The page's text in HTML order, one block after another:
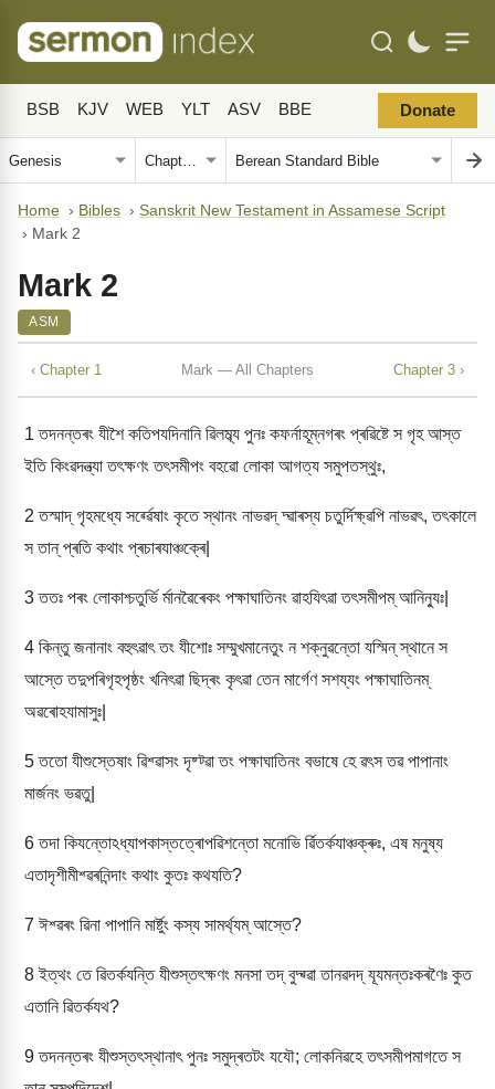
BSB KJV WEB YLT ASV BBE Donate
Home › Bibles › Sanskrit New Testament in Assamese Script
› Mark 2
Mark 2
ASM
‹ Chapter 1 Mark — All Chapters Chapter 3 ›
1 তদনন্তৰং যীশৈ কতিপযদিনানি ৱিলম্ব্য পুনঃ কফৰ্নাহূম্নগৰং প্ৰৱিষ্টে স গৃহ আস্ত
ইতি কিংৱদন্ত্যা তৎক্ষণং তৎসমীপং বহৱো লোকা আগত্য সমুপতস্থুঃ,
2 তস্মাদ্ গৃহমধ্যে সৰ্ৱ্ৱেষাং কৃতে স্থানং নাভৱদ্ দ্ৱাৰস্য চতুৰ্দিক্ষ্ৱপি নাভৱৎ, তৎকালে
স তান্ প্ৰতি কথাং প্ৰচাৰযাঞ্চক্ৰে|
3ততঃ পৰং লোকাশ্চতুৰ্ভি ৰ্মানৱৈৰেকং পক্ষাঘাতিনং ৱাহযিৎৱা তৎসমীপম্ আনিন্যুঃ|
4 কিন্তু জনানাং বহুৎৱাৎ তং যীশোঃ সম্মুখমানেতুং ন শক্নুৱন্তো যস্মিন্ স্থানে স
আস্তে তদুপৰিগৃহপৃষ্ঠং খনিৎৱা ছিদ্ৰং কৃৎৱা তেন মাৰ্গেণ সশয্যং পক্ষাঘাতিনম্
অৱৰোহযামাসুঃ|
5ততো যীশুস্তেষাং ৱিশ্ৱাসং দৃষ্ট্ৱা তং পক্ষাঘাতিনং বভাষে হে ৱৎস তৱ পাপানাং
মাৰ্জনং ভৱতু|
6তদা কিযন্তোঽধ্যাপকাস্তত্ৰোপৱিশন্তো মনোভি ৰ্ৱিতৰ্কযাঞ্চক্ৰুঃ, এষ মনুষ্য
এতাদৃশীমীশ্ৱৰনিন্দাং কথাং কুতঃ কথযতি?
7 ঈশ্ৱৰং ৱিনা পাপানি মাৰ্ষ্টুং কস্য সামৰ্থ্যম্ আস্তে?
8ইত্থং তে ৱিতৰ্কযন্তি যীশুস্তৎক্ষণং মনসা তদ্ বুদ্ৱ্ৱা তানৱদদ্ যূযমন্তঃকৰণৈঃ কুত
এতানি ৱিতৰ্কযথ?
9তদনন্তৰং যীশুস্তৎস্থানাৎ পুনঃ সমুদ্ৰতটং যযৌ; লোকনিৱহে তৎসমীপমাগতে স